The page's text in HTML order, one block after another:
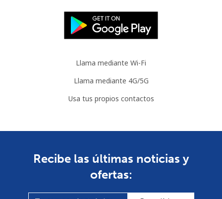
Llama mediante Wi-Fi
Llama mediante 4G/5G
Usa tus propios contactos
Recibe las últimas noticias y
ofertas: